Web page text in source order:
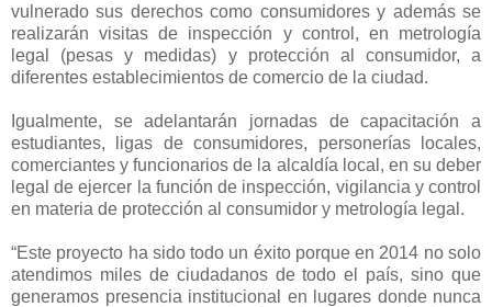
vulnerado sus derechos como consumidores y además se
realizarán visitas de inspección y control, en metrología
legal (pesas y medidas) y protección al consumidor, a
diferentes establecimientos de comercio de la ciudad.
Igualmente, se adelantarán jornadas de capacitación a
estudiantes, ligas de consumidores, personerías locales,
comerciantes y funcionarios de la alcaldía local, en su deber
legal de ejercer la función de inspección, vigilancia y control
en materia de protección al consumidor y metrología legal.
“Este proyecto ha sido todo un éxito porque en 2014 no solo
atendimos miles de ciudadanos de todo el país, sino que
generamos presencia institucional en lugares donde nunca